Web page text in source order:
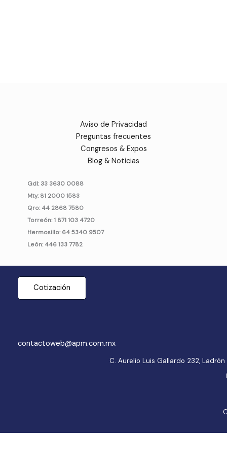
Aviso de Privacidad
Preguntas frecuentes
Congresos & Expos
Blog & Noticias
Gdl: 33 3630 0088
Mty: 81 2000 1583
Qro: 44 2868 7580
Torreón: 1 871 103 4720
Hermosillo: 64 5340 9507
León: 446 133 7782
Cotización
contactoweb@apm.com.mx
C. Aurelio Luis Gallardo 232,